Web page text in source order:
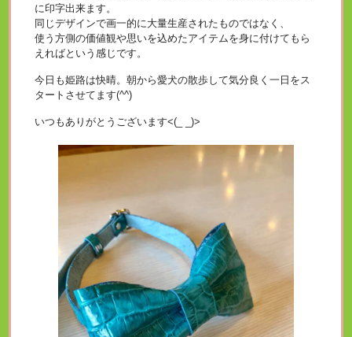
に印字出来ます。
同じデザインで画一的に大量生産されたものではなく、
使う方側の価値観や思いを込めたアイテムを身に付けてもら
えればという感じです。
今日も姫路は快晴。朝から愛犬の散歩して気分良く一日をス
タートさせてます(^^)
いつもありがとうございます<(_ _)>